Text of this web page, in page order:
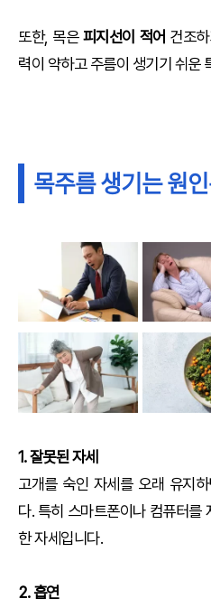
또한, 목은피지선이 적어 건조
력이 약하고 주름이 생기기 쉬운
목주름 생기는 원
1. 잘못된 자세
고개를 숙인 자세를 오래 유지
다. 특히 스마트폰이나 컴퓨터를
한 자세입니다.
2. 흡연